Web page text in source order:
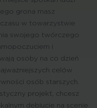
grona masz
w towarzystwie
swojego twórczego
i
osoby na co dzień
celów
osób starszych.
projekt, chcesz
debiucie na scenie